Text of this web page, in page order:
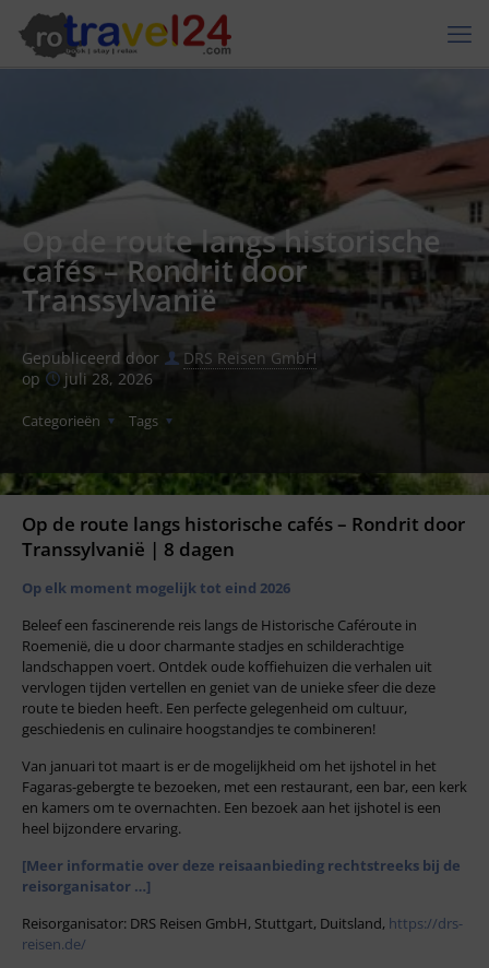
Op de route langs historische
cafés – Rondrit door
Transsylvanië
Gepubliceerd door
DRS Reisen GmbH
op
juli 28, 2026
Categorieën Tags
Op de route langs historische cafés – Rondrit door
Transsylvanië | 8 dagen
Op elk moment mogelijk tot eind 2026
Beleef een fascinerende reis langs de Historische Caféroute in
Roemenië, die u door charmante stadjes en schilderachtige
landschappen voert. Ontdek oude koffiehuizen die verhalen uit
vervlogen tijden vertellen en geniet van de unieke sfeer die deze
route te bieden heeft. Een perfecte gelegenheid om cultuur,
geschiedenis en culinaire hoogstandjes te combineren!
Van januari tot maart is er de mogelijkheid om het ijshotel in het
Fagaras-gebergte te bezoeken, met een restaurant, een bar, een kerk
en kamers om te overnachten. Een bezoek aan het ijshotel is een
heel bijzondere ervaring.
[Meer informatie over deze reisaanbieding rechtstreeks bij de
reisorganisator …]
Reisorganisator: DRS Reisen GmbH, Stuttgart, Duitsland, https://drs-
reisen.de/